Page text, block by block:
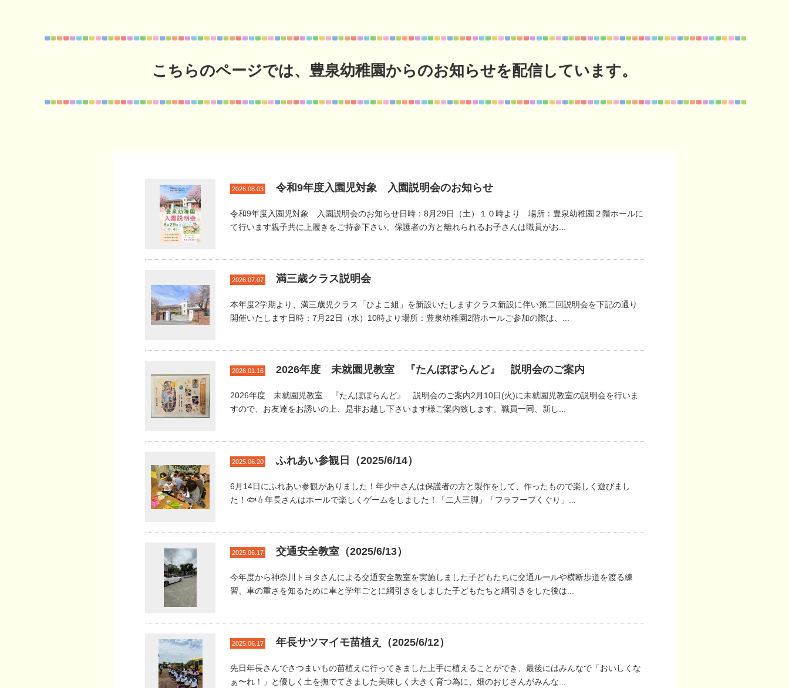
こちらのページでは、豊泉幼稚園からのお知らせを配信しています。
2026.08.03 令和9年度入園児対象 入園説明会のお知らせ
令和9年度入園児対象 入園説明会のお知らせ日時：8月29日（土）１０時より 場所：豊泉幼稚園２階ホールに
て行います親子共に上履きをご持参下さい。保護者の方と離れられるお子さんは職員がお...
2026.07.07 満三歳クラス説明会
本年度2学期より、満三歳児クラス「ひよこ組」を新設いたしますクラス新設に伴い第二回説明会を下記の通り
開催いたします日時：7月22日（水）10時より場所：豊泉幼稚園2階ホールご参加の際は、...
2026.01.16 2026年度 未就園児教室 『たんぽぽらんど』 説明会のご案内
2026年度 未就園児教室 『たんぽぽらんど』 説明会のご案内2月10日(火)に未就園児教室の説明会を行いま
すので、お友達をお誘いの上、是非お越し下さいます様ご案内致します。職員一同、新し...
2025.06.20 ふれあい参観日（2025/6/14）
6月14日にふれあい参観がありました！年少中さんは保護者の方と製作をして、作ったもので楽しく遊びまし
た！🐟💧年長さんはホールで楽しくゲームをしました！「二人三脚」「フラフープくぐり」...
2025.06.17 交通安全教室（2025/6/13）
今年度から神奈川トヨタさんによる交通安全教室を実施しました子どもたちに交通ルールや横断歩道を渡る練
習、車の重さを知るために車と学年ごとに綱引きをしました子どもたちと綱引きをした後は...
2025.06.17 年長サツマイモ苗植え（2025/6/12）
先日年長さんでさつまいもの苗植えに行ってきました上手に植えることができ、最後にはみんなで「おいしくな
ぁ〜れ！」と優しく土を撫でてきました美味しく大きく育つ為に、畑のおじさんがみんな...